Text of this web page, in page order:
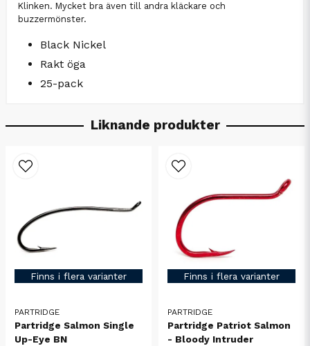
Klinken. Mycket bra även till andra kläckare och
buzzermönster.
Black Nickel
Rakt öga
25-pack
Liknande produkter
Finns i flera varianter
PARTRIDGE
Partridge Salmon Single
Up-Eye BN
Finns i flera varianter
PARTRIDGE
Partridge Patriot Salmon
- Bloody Intruder